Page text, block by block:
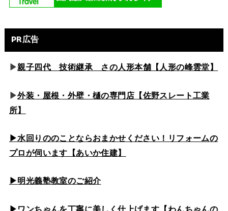
PR広告
▶親子四代 技術継承 さの人形本舗【人形の峰雲堂】
▶外装・屋根・外壁・樋の専門店【佐野スレート工業
所】
▶水回りののことならおまかせください！リフォームの
プロが伺います【あいか住建】
▶明光義塾教室のご紹介
▶ワンちゃんを丁寧に美しく仕上げます【わんちゃんの